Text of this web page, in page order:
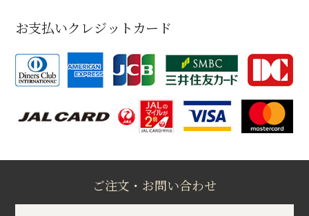
お支払いクレジットカード
ご注文・お問い合わせ